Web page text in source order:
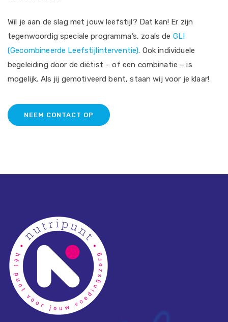
Wil je aan de slag met jouw leefstijl? Dat kan! Er zijn
tegenwoordig speciale programma’s, zoals de GLI
(Gecombineerde Leefstijlinterventie). Ook individuele
begeleiding door de diëtist – of een combinatie – is
mogelijk. Als jij gemotiveerd bent, staan wij voor je klaar!
NEEM CONTACT OP